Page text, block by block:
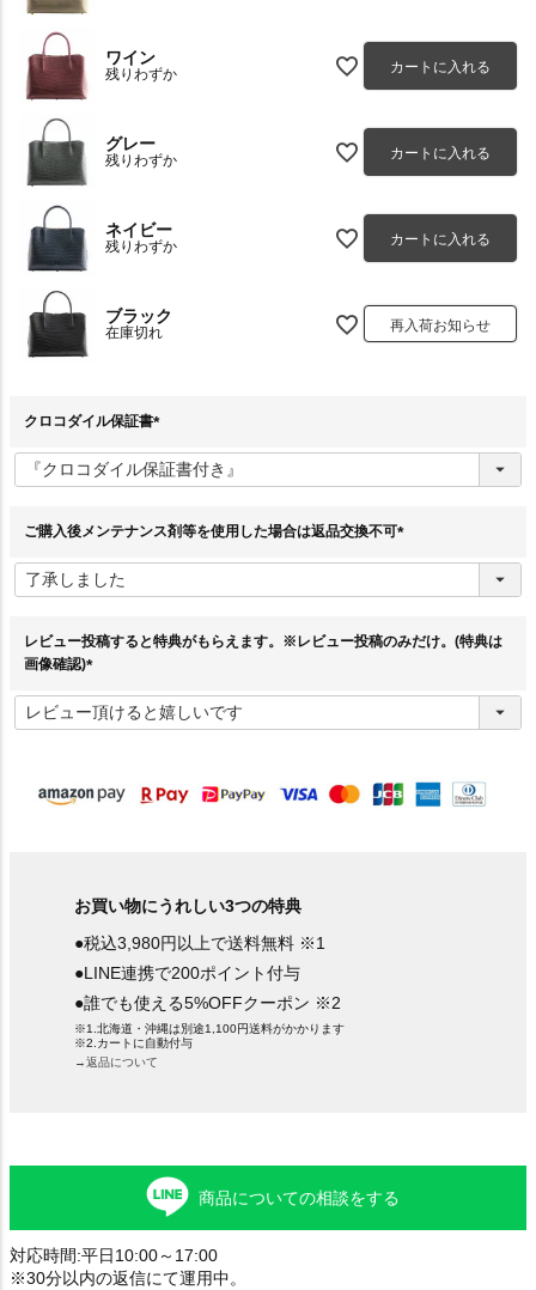
ワイン
残りわずか カートに入れる
グレー
残りわずか カートに入れる
ネイビー
残りわずか カートに入れる
ブラック
在庫切れ 再入荷お知らせ
クロコダイル保証書
必
須
ご購入後メンテナンス剤等を使用した場合は返品交換不可
須
レビュー投稿すると特典がもらえます。※レビュー投稿のみだけ。(特典は
画像確認)
必
須
お買い物にうれしい3つの特典
●税込3,980円以上で送料無料 ※1
●LINE連携で200ポイント付与
●誰でも使える5%OFFクーポン ※2
※1.北海道・沖縄は別途1,100円送料がかかります
※2.カートに自動付与
→返品について
商品についての相談をする
対応時間:平日10:00～17:00
※30分以内の返信にて運用中。